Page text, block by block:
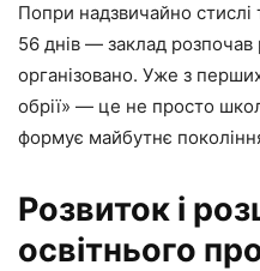
Попри надзвичайно
56 днів — заклад розпочав
організовано. Уже з
обрії» — це не просто
формує майбутнє
Розвиток і
освітнього